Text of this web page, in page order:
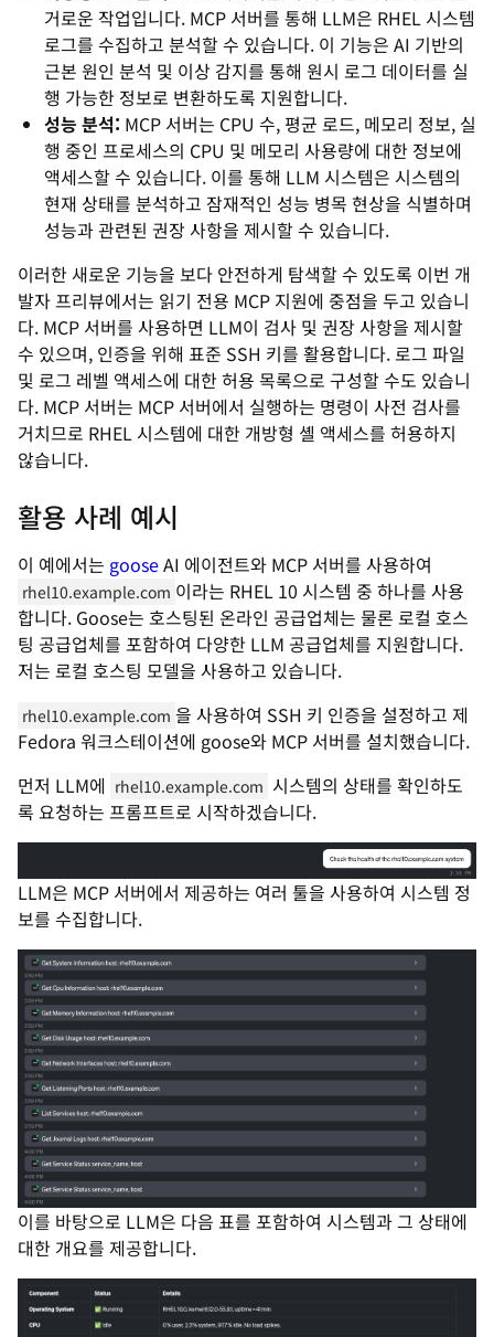
거로운 작업입니다. MCP 서버를 통해 LLM은 RHEL 시스템
로그를 수집하고 분석할 수 있습니다. 이 기능은 AI 기반의
근본 원인 분석 및 이상 감지를 통해 원시 로그 데이터를 실
행 가능한 정보로 변환하도록 지원합니다.
성능 분석: MCP 서버는 CPU 수, 평균 로드, 메모리 정보, 실
행 중인 프로세스의 CPU 및 메모리 사용량에 대한 정보에
액세스할 수 있습니다. 이를 통해 LLM 시스템은 시스템의
현재 상태를 분석하고 잠재적인 성능 병목 현상을 식별하며
성능과 관련된 권장 사항을 제시할 수 있습니다.
이러한 새로운 기능을 보다 안전하게 탐색할 수 있도록 이번 개
발자 프리뷰에서는 읽기 전용 MCP 지원에 중점을 두고 있습니
다. MCP 서버를 사용하면 LLM이 검사 및 권장 사항을 제시할
수 있으며, 인증을 위해 표준 SSH 키를 활용합니다. 로그 파일
및 로그 레벨 액세스에 대한 허용 목록으로 구성할 수도 있습니
다. MCP 서버는 MCP 서버에서 실행하는 명령이 사전 검사를
거치므로 RHEL 시스템에 대한 개방형 셸 액세스를 허용하지
않습니다.
활용 사례 예시
이 예에서는 gooseAI 에이전트와 MCP 서버를 사용하여
rhel10.example.com 이라는 RHEL 10 시스템 중 하나를 사용
합니다. Goose는 호스팅된 온라인 공급업체는 물론 로컬 호스
팅 공급업체를 포함하여 다양한 LLM 공급업체를 지원합니다.
저는 로컬 호스팅 모델을 사용하고 있습니다.
rhel10.example.com 을 사용하여 SSH 키 인증을 설정하고 제
Fedora 워크스테이션에 goose와 MCP 서버를 설치했습니다.
먼저 LLM에 rhel10.example.com 시스템의 상태를 확인하도
록 요청하는 프롬프트로 시작하겠습니다.
LLM은 MCP 서버에서 제공하는 여러 툴을 사용하여 시스템 정
보를 수집합니다.
이를 바탕으로 LLM은 다음 표를 포함하여 시스템과 그 상태에
대한 개요를 제공합니다.